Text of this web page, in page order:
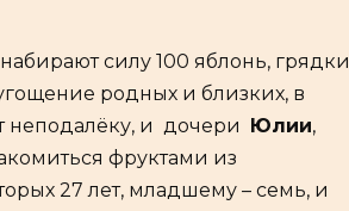
силу 100 яблонь, грядки
родных и близких, в
неподалёку, и дочери Юлии,
фруктами из
27 лет, младшему – семь, и